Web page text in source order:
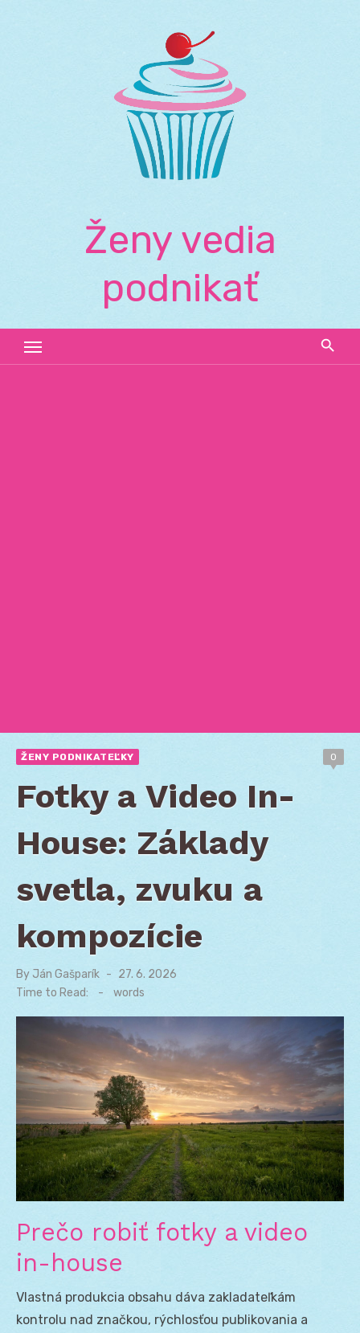
Ženy vedia
podnikať
ŽENY PODNIKATEĽKY 0
Fotky a Video In-
House: Základy
svetla, zvuku a
kompozície
By Ján Gašparík
Posted
on
27. 6. 2026
Time to Read:
- words
Prečo robiť fotky a video
in-house
Vlastná produkcia obsahu dáva zakladateľkám
kontrolu nad značkou, rýchlosťou publikovania a